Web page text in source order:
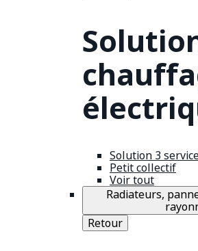
Solution 3
Petit collectif
Voir tout
Radiateurs,
Retour